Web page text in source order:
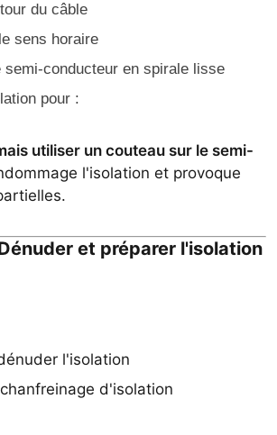
du câble
sens horaire
semi-conducteur en spirale lisse
pour :
utiliser un couteau sur le semi-
l'isolation et provoque
et préparer l'isolation
l'isolation
d'isolation